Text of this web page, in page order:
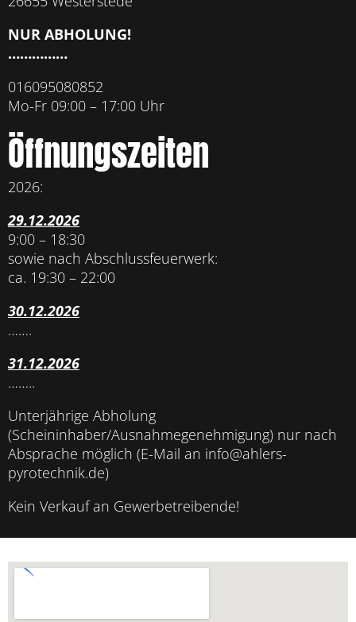
NUR ABHOLUNG!
……………
016095080852
Mo-Fr 09:00 – 17:00 Uhr
Öffnungszeiten
2026:
29.12.2026
9:00 – 18:30
sowie nach Abschlussfeuerwerk:
ca. 19:30 – 22:00
30.12.2026
…….
31.12.2026
……..
Unterjährige Abholung
(Scheininhaber/Ausnahmegenehmigung) nur nach
Absprache möglich (E-Mail an info@ahlers-
pyrotechnik.de)
Kein Verkauf an Gewerbetreibende!